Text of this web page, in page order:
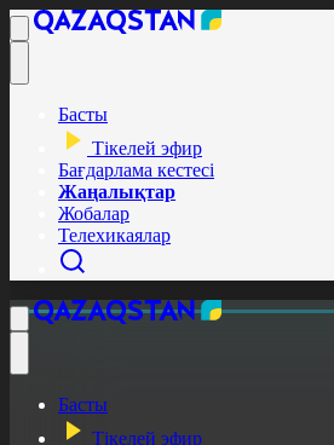
Басты
Тікелей эфир
Бағдарлама кестесі
Жаңалықтар
Жобалар
Телехикаялар
Басты
Тікелей эфир